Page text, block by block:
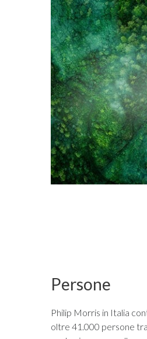
Persone
Philip Morris in Italia
oltre 41.000 persone